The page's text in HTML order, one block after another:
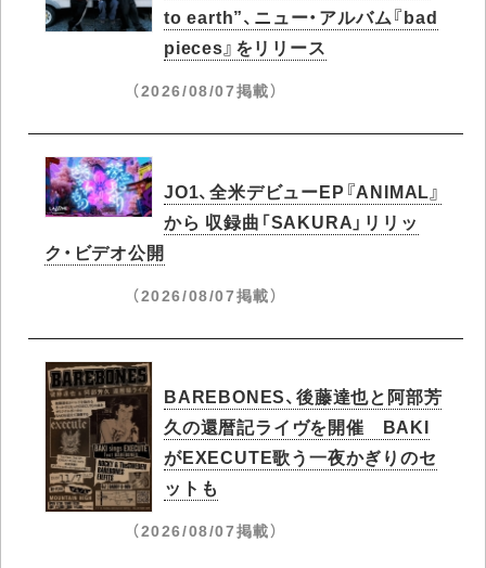
to earth”、ニュー・アルバム『bad
pieces』をリリース
（2026/08/07掲載）
JO1、全米デビューEP『ANIMAL』
から 収録曲「SAKURA」リリッ
ク・ビデオ公開
（2026/08/07掲載）
BAREBONES、後藤達也と阿部芳
久の還暦記ライヴを開催 BAKI
がEXECUTE歌う一夜かぎりのセ
ットも
（2026/08/07掲載）